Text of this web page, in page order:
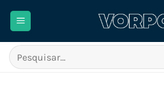
Pesquisar
por: